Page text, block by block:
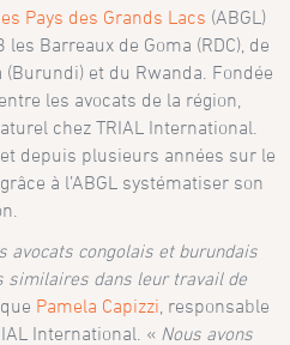
Pays des Grands Lacs (ABGL)
Barreaux de Goma (RDC), de
(Burundi) et du Rwanda. Fondée
les avocats de la région,
chez TRIAL International.
depuis plusieurs années sur le
à l’ABGL systématiser son
avocats congolais et burundais
similaires dans leur travail de
Pamela Capizzi , responsable
International. « Nous avons